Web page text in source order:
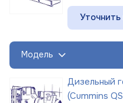
Уточнить
Модель
Дизельный
(Cummins